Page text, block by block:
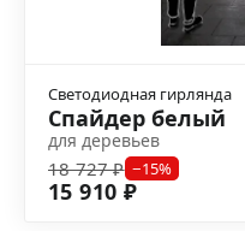
Светодиодная гирлянда
Спайдер белый
для деревьев
18 727 ₽ −15%
15 910 ₽